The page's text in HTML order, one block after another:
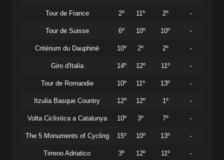
Tour de France 2º 11º 2º -
Tour de Suisse 6º 10º 10º -
Critérium du Dauphiné 10º 2º 2º -
Giro d'Italia 14º 12º 11º -
Tour de Romandie 10º 11º 13º -
Itzulia Basque Country 12º 12º 1º -
Volta Ciclistica a Catalunya 10º 3º 7º -
The 5 Monuments of Cycling 15º 10º 13º -
Tirreno Adriatico 3º 12º 11º -